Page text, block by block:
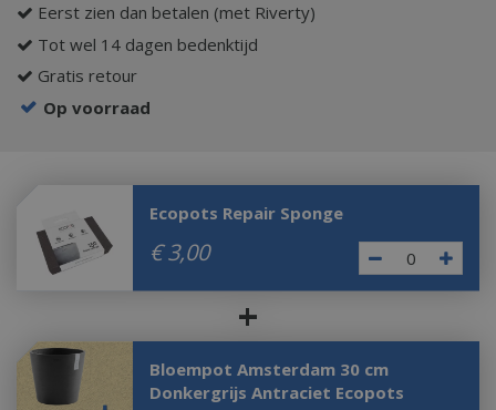
Eerst zien dan betalen (met Riverty)
Tot wel 14 dagen bedenktijd
Gratis retour
Op voorraad
Ecopots Repair Sponge
€ 3,00
+
Bloempot Amsterdam 30 cm
Donkergrijs Antraciet Ecopots